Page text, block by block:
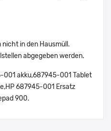
in den Hausmüll.
abgegeben werden.
akku,687945-001 Tablet
687945-001 Ersatz
900.